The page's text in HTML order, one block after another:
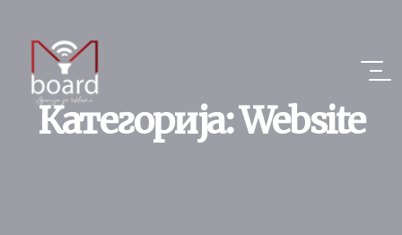
Категорија:Website